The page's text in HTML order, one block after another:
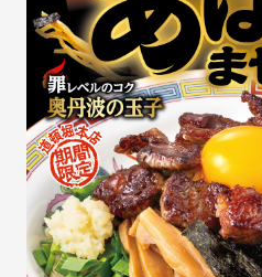
コーポレート・ガバナンス
事業等のリスク
ディスクロージャーポリシー
業績・財務情報
業績ハイライト
主な経営指標
セグメント別情報
貸借対照表
新卒採用
採用ニュース
個人情報保護方針
サイトマップ
お問い合わせ
商品・原産地情報